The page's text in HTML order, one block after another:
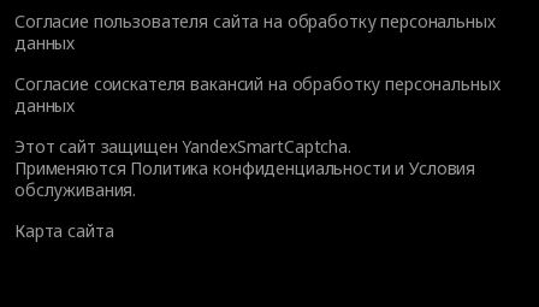
Согласие пользователя сайта на обработку персональных
данных
Согласие соискателя вакансий на обработку персональных
данных
Этот сайт защищен YandexSmartCaptcha.
Применяются Политика конфиденциальности иУсловия
обслуживания.
Карта сайта